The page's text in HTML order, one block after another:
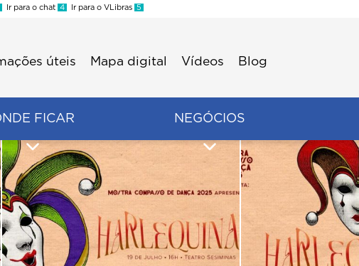
Ir para o chat 4 Ir para o VLibras 5
úteis Mapa digital Vídeos Blog
FICAR NEGÓCIOS